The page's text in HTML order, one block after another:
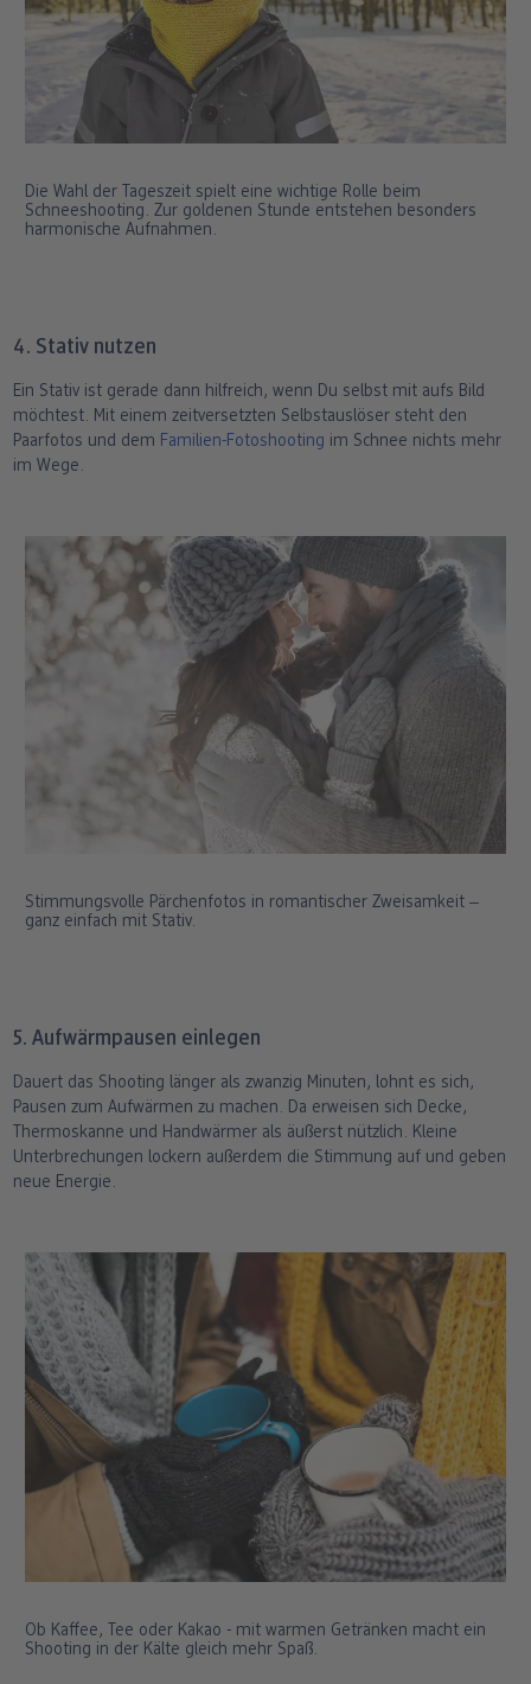
Die Wahl der Tageszeit spielt eine wichtige Rolle beim
Schneeshooting. Zur goldenen Stunde entstehen besonders
harmonische Aufnahmen.
4. Stativ nutzen
Ein Stativ ist gerade dann hilfreich, wenn Du selbst mit aufs Bild
möchtest. Mit einem zeitversetzten Selbstauslöser steht den
Paarfotos und dem Familien-Fotoshooting im Schnee nichts mehr
im Wege.
Stimmungsvolle Pärchenfotos in romantischer Zweisamkeit ‒
ganz einfach mit Stativ.
5. Aufwärmpausen einlegen
Dauert das Shooting länger als zwanzig Minuten, lohnt es sich,
Pausen zum Aufwärmen zu machen. Da erweisen sich Decke,
Thermoskanne und Handwärmer als äußerst nützlich. Kleine
Unterbrechungen lockern außerdem die Stimmung auf und geben
neue Energie.
Ob Kaffee, Tee oder Kakao - mit warmen Getränken macht ein
Shooting in der Kälte gleich mehr Spaß.